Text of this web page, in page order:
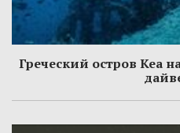
Греческий остров Кеа